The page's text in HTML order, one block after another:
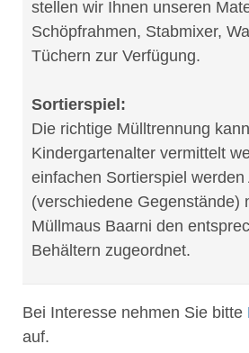
stellen wir Ihnen unseren
Schöpfrahmen, Stabmixer,
Tüchern zur Verfügung.
Sortierspiel:
Die richtige Mülltrennung
Kindergartenalter vermittelt
einfachen Sortierspiel werden
(verschiedene Gegenstände)
Müllmaus Baarni den
Behältern zugeordnet.
Bei Interesse nehmen Sie bitte
auf.